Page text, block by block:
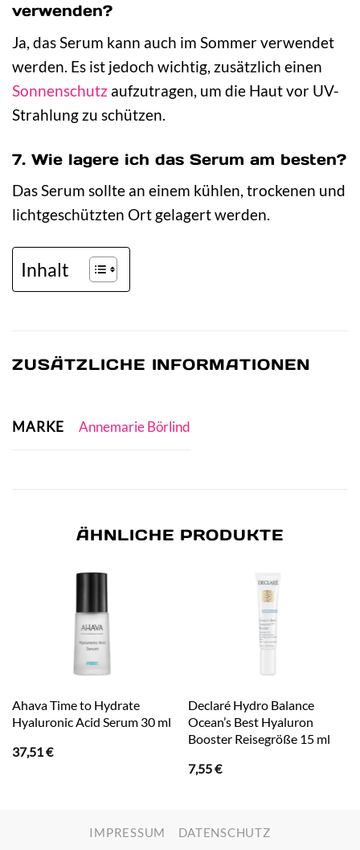
verwenden?
Ja, das Serum kann auch im Sommer verwendet
werden. Es ist jedoch wichtig, zusätzlich einen
Sonnenschutz aufzutragen, um die Haut vor UV-
Strahlung zu schützen.
7. Wie lagere ich das Serum am besten?
Das Serum sollte an einem kühlen, trockenen und
lichtgeschützten Ort gelagert werden.
Inhalt
ZUSÄTZLICHE INFORMATIONEN
MARKE Annemarie Börlind
ÄHNLICHE PRODUKTE
Ahava Time to Hydrate
Hyaluronic Acid Serum 30 ml
37,51€
Declaré Hydro Balance
Ocean’s Best Hyaluron
Booster Reisegröße 15 ml
7,55€
IMPRESSUM DATENSCHUTZ